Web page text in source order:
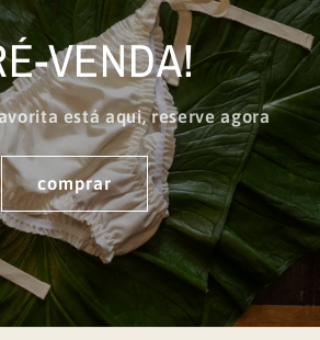
e cuidado que
merece!
ecológica e ancestral
VER TUDO